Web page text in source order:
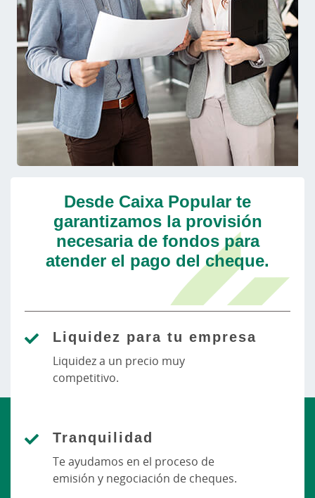
Desde Caixa Popular te
garantizamos la provisión
necesaria de fondos para
atender el pago del cheque.
Liquidez para tu empresa
Liquidez a un precio muy
competitivo.
Tranquilidad
Te ayudamos en el proceso de
emisión y negociación de cheques.